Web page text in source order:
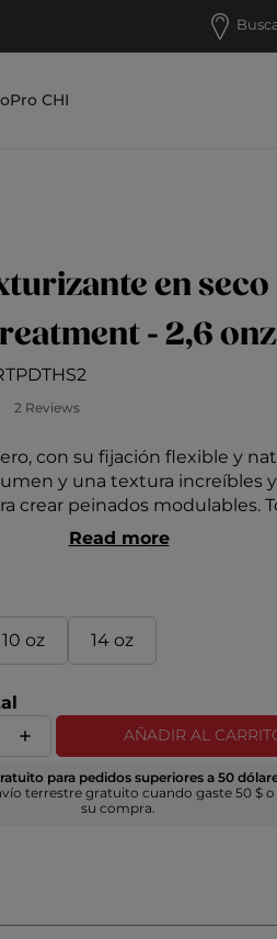
Pro CHI
en seco
- 2,6
clientes: 3,4 sobre 5
2 Reviews
con su fijación flexible y
y una textura increíbles y
crear peinados modulables.
gama «Styling & Finishing»
«Royal Treatment», a
y aloe vera.
Read more
10 oz 14 oz
AÑADIR AL
para pedidos superiores a 50
terrestre gratuito cuando gaste 50 $
su compra.